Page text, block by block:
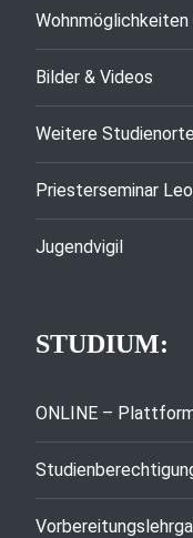
Wohnmöglichkeiten
Bilder & Videos
Weitere Studienorte
Priesterseminar
Jugendvigil
STUDIUM:
ONLINE –